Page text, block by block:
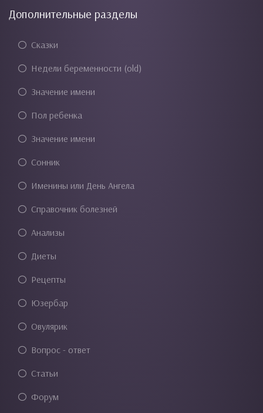
Дополнительные разделы
Сказки
Недели беременности (old)
Значение имени
Пол ребенка
Значение имени
Сонник
Именины или День Ангела
Справочник болезней
Анализы
Диеты
Рецепты
Юзербар
Овулярик
Вопрос - ответ
Статьи
Форум